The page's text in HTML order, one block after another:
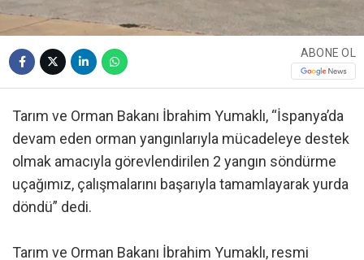
ABONE OL
Tarım ve Orman Bakanı İbrahim Yumaklı, “İspanya’da
devam eden orman yangınlarıyla mücadeleye destek
olmak amacıyla görevlendirilen 2 yangın söndürme
uçağımız, çalışmalarını başarıyla tamamlayarak yurda
döndü” dedi.
Tarım ve Orman Bakanı İbrahim Yumaklı, resmi